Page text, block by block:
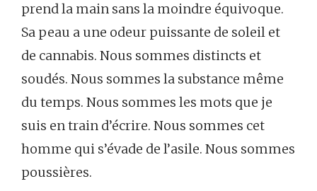
prend la main sans la moindre équivoque.
Sa peau a une odeur puissante de soleil et
de cannabis. Nous sommes distincts et
soudés. Nous sommes la substance même
du temps. Nous sommes les mots que je
suis en train d’écrire. Nous sommes cet
homme qui s’évade de l’asile. Nous sommes
poussières.